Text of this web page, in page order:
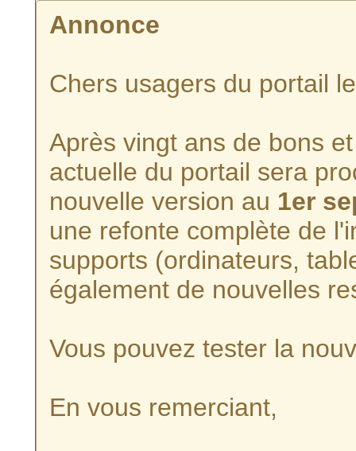
Annonce
Chers usagers du portail
Après vingt ans de bons
actuelle du portail sera
nouvelle version au 1er
une refonte complète de
supports (ordinateurs,
également de nouvelles
Vous pouvez tester la
En vous remerciant,